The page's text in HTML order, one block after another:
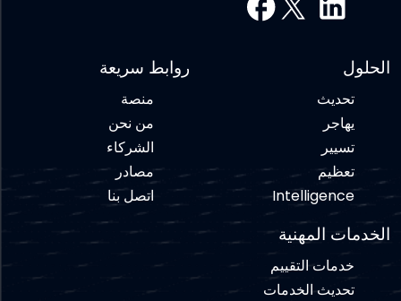
الحلول
تحديث
يهاجر
تسيير
تعظيم
Intelligence
الخدمات المهنية
خدمات التقييم
تحديث الخدمات
روابط سريعة
منصة
من نحن
الشركاء
مصادر
اتصل بنا